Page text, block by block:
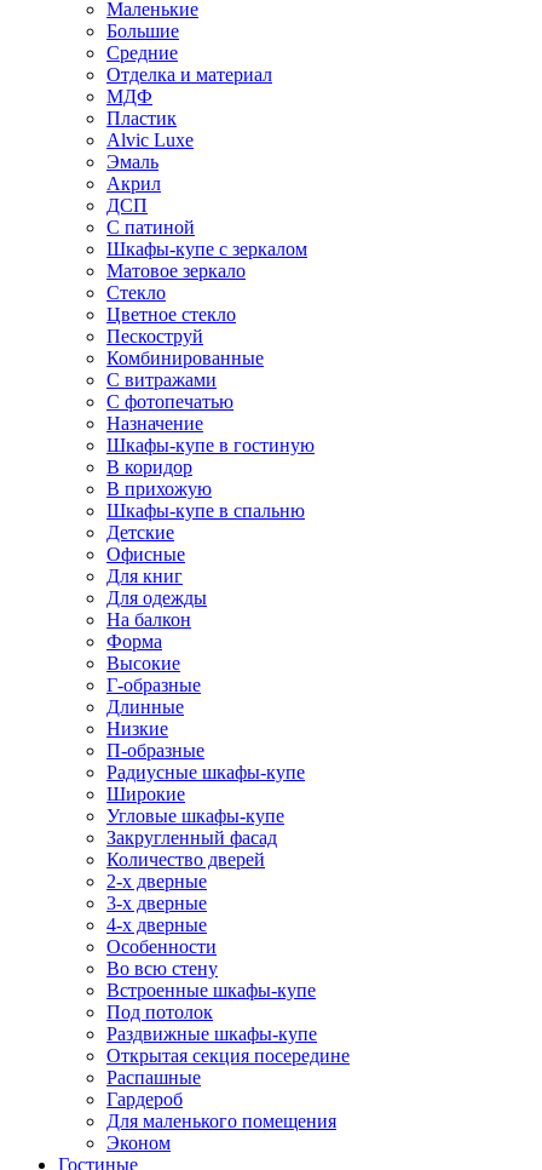
Маленькие
Большие
Средние
Отделка и материал
МДФ
Пластик
Alvic Luxe
Эмаль
Акрил
ДСП
С патиной
Шкафы-купе с зеркалом
Матовое зеркало
Стекло
Цветное стекло
Пескоструй
Комбинированные
С витражами
С фотопечатью
Назначение
Шкафы-купе в гостиную
В коридор
В прихожую
Шкафы-купе в спальню
Детские
Офисные
Для книг
Для одежды
На балкон
Форма
Высокие
Г-образные
Длинные
Низкие
П-образные
Радиусные шкафы-купе
Широкие
Угловые шкафы-купе
Закругленный фасад
Количество дверей
2-х дверные
3-х дверные
4-х дверные
Особенности
Во всю стену
Встроенные шкафы-купе
Под потолок
Раздвижные шкафы-купе
Открытая секция посередине
Распашные
Гардероб
Для маленького помещения
Эконом
Гостиные